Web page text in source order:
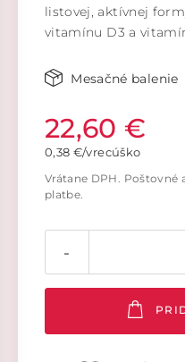
listovej, aktívnej
vitamínu D3 a
Mesačné balenie
22,60 €
0,38 €/vrecúško
Vrátane DPH. Poštovné
platbe.
-